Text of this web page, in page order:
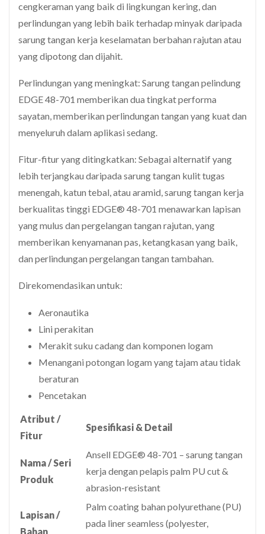
cengkeraman yang baik di lingkungan kering, dan
perlindungan yang lebih baik terhadap minyak daripada
sarung tangan kerja keselamatan berbahan rajutan atau
yang dipotong dan dijahit.
Perlindungan yang meningkat: Sarung tangan pelindung
EDGE 48-701 memberikan dua tingkat performa
sayatan, memberikan perlindungan tangan yang kuat dan
menyeluruh dalam aplikasi sedang.
Fitur-fitur yang ditingkatkan: Sebagai alternatif yang
lebih terjangkau daripada sarung tangan kulit tugas
menengah, katun tebal, atau aramid, sarung tangan kerja
berkualitas tinggi EDGE® 48-701 menawarkan lapisan
yang mulus dan pergelangan tangan rajutan, yang
memberikan kenyamanan pas, ketangkasan yang baik,
dan perlindungan pergelangan tangan tambahan.
Direkomendasikan untuk:
Aeronautika
Lini perakitan
Merakit suku cadang dan komponen logam
Menangani potongan logam yang tajam atau tidak
beraturan
Pencetakan
Atribut /
Fitur
Spesifikasi & Detail
Nama / Seri
Produk
Ansell EDGE® 48-701 – sarung tangan
kerja dengan pelapis palm PU cut &
abrasion-resistant
Lapisan /
Bahan
Palm coating bahan polyurethane (PU)
pada liner seamless (polyester,